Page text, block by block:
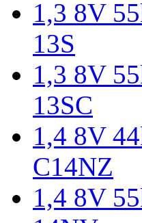
1,3 8V
13S
1,3 8V
13SC
1,4 8V
C14NZ
1,4 8V